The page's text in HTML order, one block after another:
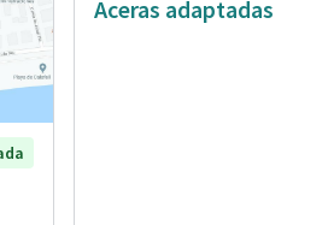
Aceras adaptadas